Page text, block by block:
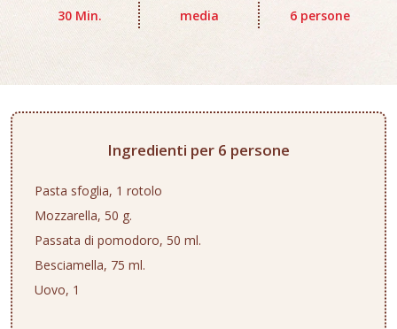
30 Min. media 6 persone
Ingredienti per 6 persone
Pasta sfoglia, 1 rotolo
Mozzarella, 50 g.
Passata di pomodoro, 50 ml.
Besciamella, 75 ml.
Uovo, 1